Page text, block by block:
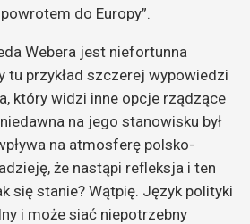
do Europy”.
Webera jest niefortunna
tu przykład szczerej wypowiedzi
który widzi inne opcje rządzące
na jego stanowisku był
na atmosferę polsko-
że nastąpi refleksja i ten
się stanie? Wątpię. Język polityki
i może siać niepotrzebny